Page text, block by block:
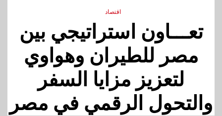
اقتصاد
تعـــاون استراتيجي بين
مصر للطيران وهواوي
لتعزيز مزايا السفر
والتحول الرقمي في مصر